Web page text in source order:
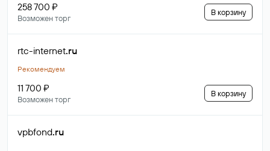
258 700 ₽
Возможен торг
В корзину
rtc-internet.ru
Рекомендуем
11 700 ₽
Возможен торг
В корзину
vpbfond.ru